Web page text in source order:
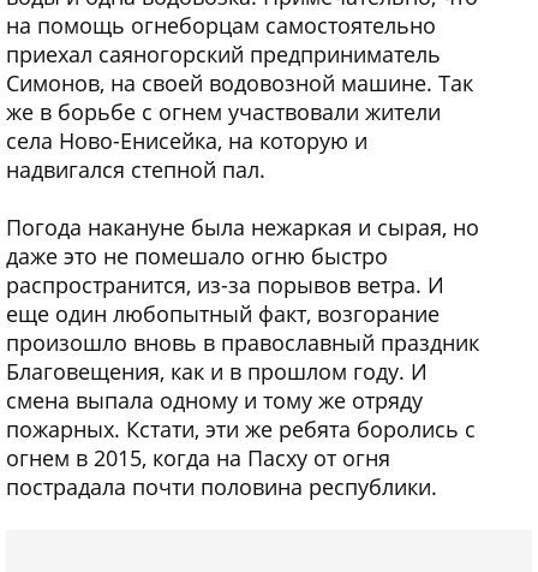
на помощь огнеборцам самостоятельно
приехал саяногорский предприниматель
Симонов, на своей водовозной машине. Так
же в борьбе с огнем участвовали жители
села Ново-Енисейка, на которую и
надвигался степной пал.
Погода накануне была нежаркая и сырая, но
даже это не помешало огню быстро
распространится, из-за порывов ветра. И
еще один любопытный факт, возгорание
произошло вновь в православный праздник
Благовещения, как и в прошлом году. И
смена выпала одному и тому же отряду
пожарных. Кстати, эти же ребята боролись с
огнем в 2015, когда на Пасху от огня
пострадала почти половина республики.